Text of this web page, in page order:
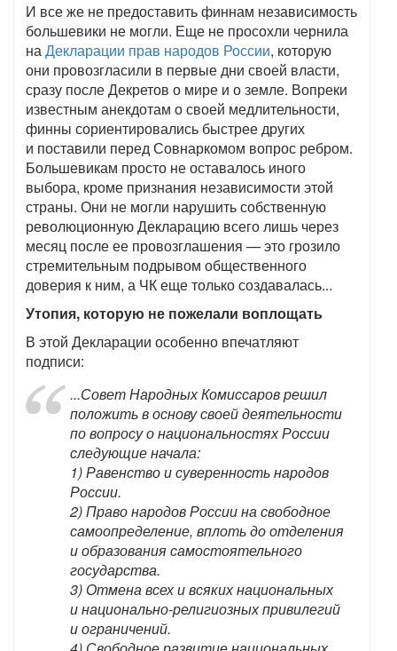
И все же не предоставить финнам независимость
большевики не могли. Еще не просохли чернила
наДекларации прав народов России, которую
они провозгласили в первые дни своей власти,
сразу после Декретов о мире и о земле. Вопреки
известным анекдотам о своей медлительности,
финны сориентировались быстрее других
и поставили перед Совнаркомом вопрос ребром.
Большевикам просто не оставалось иного
выбора, кроме признания независимости этой
страны. Они не могли нарушить собственную
революционную Декларацию всего лишь через
месяц после ее провозглашения — это грозило
стремительным подрывом общественного
доверия к ним, а ЧК еще только создавалась...
Утопия, которую не пожелали воплощать
В этой Декларации особенно впечатляют
подписи:
...Совет Народных Комиссаров решил
положить в основу своей деятельности
по вопросу о национальностях России
следующие начала:
1) Равенство и суверенноcть народов
России.
2) Право народов России на свободное
самоопределение, вплоть до отделения
и образования самостоятельного
государства.
3) Отмена всех и всяких национальных
и национально-религиозных привилегий
и ограничений.